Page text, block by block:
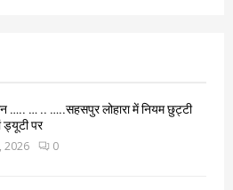
….. … .. …..सहसपुर लोहारा में नियम छुट्टी
ड्यूटी पर
2026 0